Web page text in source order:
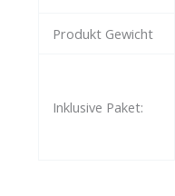
Produkt Gewicht
Inklusive Paket: